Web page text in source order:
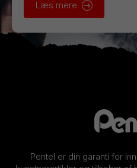
Læs mere
Pentel er din garanti for